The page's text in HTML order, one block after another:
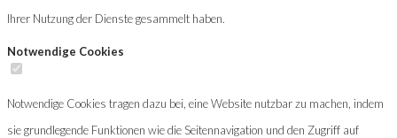
Ihrer Nutzung der Dienste gesammelt haben.
Notwendige Cookies
Notwendige Cookies tragen dazu bei, eine Website nutzbar zu machen, indem
sie grundlegende Funktionen wie die Seitennavigation und den Zugriff auf